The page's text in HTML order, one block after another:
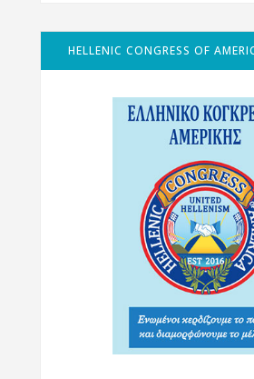
HELLENIC CONGRESS OF